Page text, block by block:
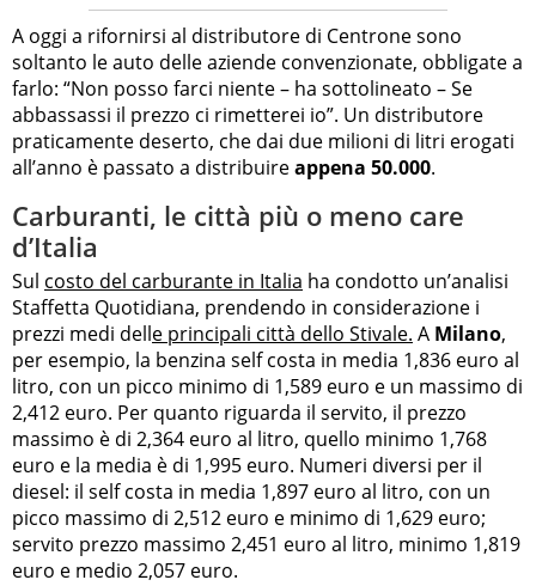
A oggi a rifornirsi al distributore di Centrone sono
soltanto le auto delle aziende convenzionate, obbligate a
farlo: “Non posso farci niente – ha sottolineato – Se
abbassassi il prezzo ci rimetterei io”. Un distributore
praticamente deserto, che dai due milioni di litri erogati
all’anno è passato a distribuireappena 50.000.
Carburanti, le città più o meno care
d’Italia
Sul costo del carburante in Italia ha condotto un’analisi
Staffetta Quotidiana, prendendo in considerazione i
prezzi medi delle principali città dello Stivale. A Milano,
per esempio, la benzina self costa in media 1,836 euro al
litro, con un picco minimo di 1,589 euro e un massimo di
2,412 euro. Per quanto riguarda il servito, il prezzo
massimo è di 2,364 euro al litro, quello minimo 1,768
euro e la media è di 1,995 euro. Numeri diversi per il
diesel: il self costa in media 1,897 euro al litro, con un
picco massimo di 2,512 euro e minimo di 1,629 euro;
servito prezzo massimo 2,451 euro al litro, minimo 1,819
euro e medio 2,057 euro.